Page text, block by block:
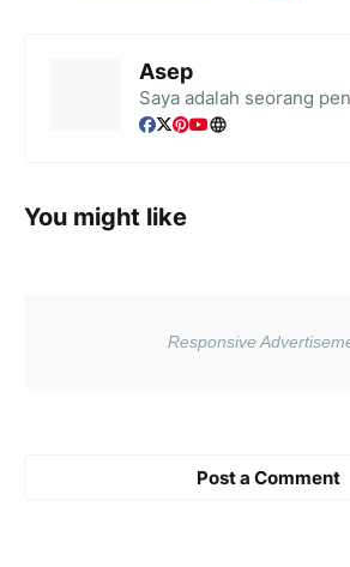
Asep
Saya adalah seorang
You might like
Post a Comment